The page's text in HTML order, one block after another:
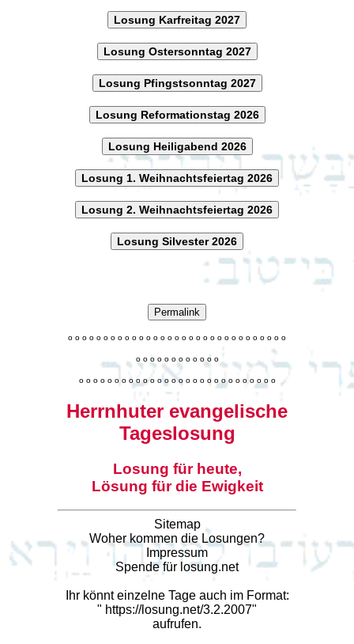
Losung Karfreitag 2027
Losung Ostersonntag 2027
Losung Pfingstsonntag 2027
Losung Reformationstag 2026
Losung Heiligabend 2026
Losung 1. Weihnachtsfeiertag 2026
Losung 2. Weihnachtsfeiertag 2026
Losung Silvester 2026
Permalink
o o o o o o o o o o o o o o o o o o o o o o o o o o o o o o o
o o o o o o o o o o o o
o o o o o o o o o o o o o o o o o o o o o o o o o o o o
Herrnhuter evangelische
Tageslosung
Losung für heute,
Lösung für die Ewigkeit
Sitemap
Woher kommen die Losungen?
Impressum
Spende für losung.net
Ihr könnt einzelne Tage auch im Format:
" https://losung.net/3.2.2007"
aufrufen.